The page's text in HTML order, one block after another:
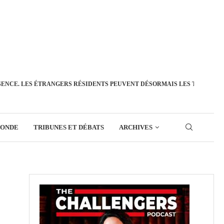
LES ÉTRANGERS RÉSIDENTS PEUVENT DÉSORMAIS LES
TRIBUNES ET DÉBATS ARCHIVES